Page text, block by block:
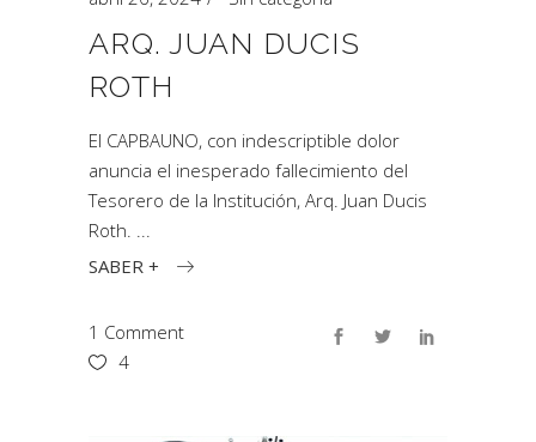
ARQ. JUAN DUCIS
ROTH
El CAPBAUNO, con indescriptible dolor
anuncia el inesperado fallecimiento del
Tesorero de la Institución, Arq. Juan Ducis
Roth.
SABER +
1 Comment
4